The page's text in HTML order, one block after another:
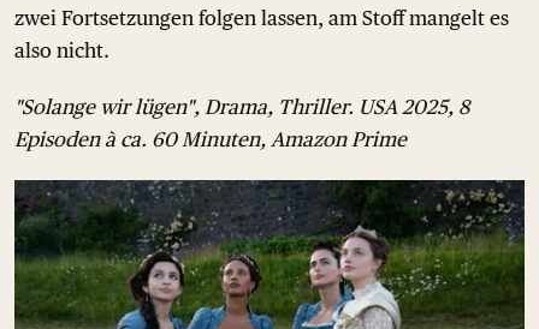
zwei Fortsetzungen folgen lassen, am Stoff mangelt es
also nicht.
"Solange wir lügen", Drama, Thriller. USA 2025, 8
Episoden à ca. 60 Minuten, Amazon Prime